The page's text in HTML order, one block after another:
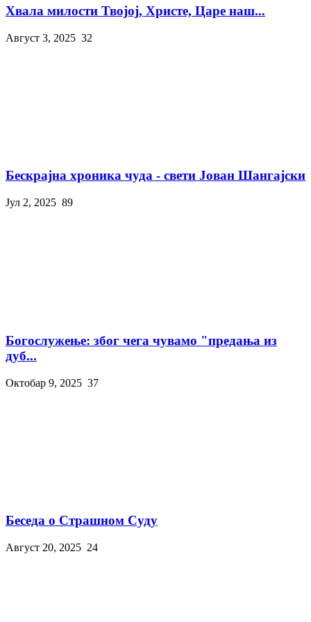
Хвала милости Твојој, Христе, Царе наш...
Август 3, 2025 32
Бескрајна хроника чуда - свети Јован Шангајски
Јул 2, 2025 89
Богослужење: због чега чувамо "предања из
дуб...
Октобар 9, 2025 37
Беседа о Страшном Суду
Август 20, 2025 24